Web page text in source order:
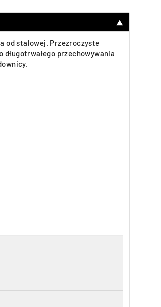
▼
od stalowej. Przezroczyste
przechowywania